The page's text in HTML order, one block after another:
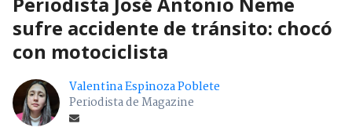
sufre accidente de tránsito: chocó
con motociclista
Valentina Espinoza Poblete
Periodista de Magazine